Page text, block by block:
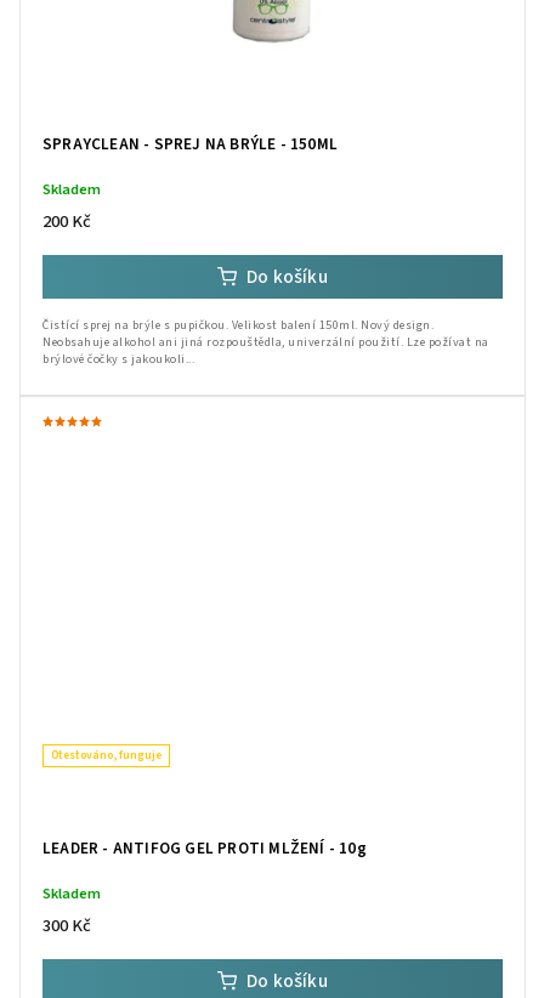
SPRAYCLEAN - SPREJ NA BRÝLE - 150ML
Skladem
200 Kč
Do košíku
Čistící sprej na brýle s pupičkou. Velikost balení 150ml. Nový design.
Neobsahuje alkohol ani jiná rozpouštědla, univerzální použití. Lze požívat na
brýlové čočky s jakoukoli...
Otestováno, funguje
LEADER - ANTIFOG GEL PROTI MLŽENÍ - 10g
Skladem
300 Kč
Do košíku